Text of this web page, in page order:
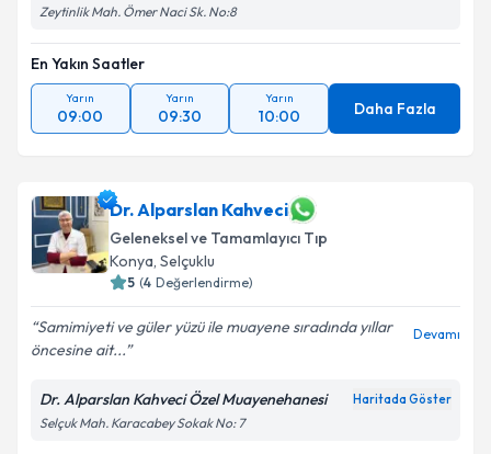
Zeytinlik Mah. Ömer Naci Sk. No:8
En Yakın Saatler
Yarın
09:00
Yarın
09:30
Yarın
10:00 Daha Fazla
Dr. Alparslan Kahveci
Geleneksel ve Tamamlayıcı Tıp
Konya, Selçuklu
5 (4 Değerlendirme)
Samimiyeti ve güler yüzü ile muayene sıradında yıllar
öncesine ait...
Devamı
Dr. Alparslan Kahveci Özel Muayenehanesi Haritada Göster
Selçuk Mah. Karacabey Sokak No: 7